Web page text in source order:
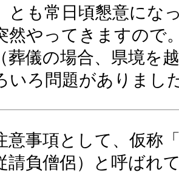
とも常日頃懇意に
然やってきますの
儀の場合、県境を
いろ問題がありまし
事項として、仮称
請負僧侶）と呼ばれ